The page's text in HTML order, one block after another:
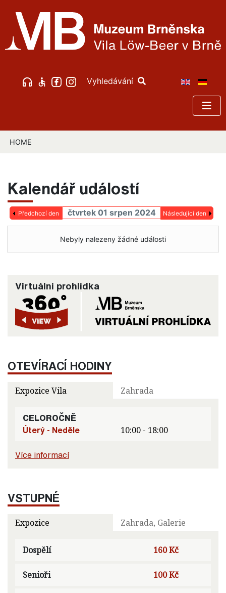
Vyhledávání
HOME
Kalendář událostí
Předchozí den čtvrtek 01 srpen 2024 Následující den
Nebyly nalezeny žádné události
Virtuální prohlídka
OTEVÍRACÍ HODINY
Expozice Vila Zahrada
CELOROČNĚ
Úterý - Neděle
10:00 - 18:00
Více informací
VSTUPNÉ
Expozice Zahrada, Galerie
Dospělí 160 Kč
Senioři 100 Kč